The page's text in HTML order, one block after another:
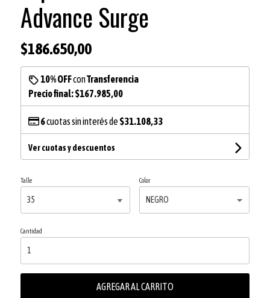
Advance Surge
$186.650,00
10% OFFconTransferencia
Precio final:$167.985,00
6cuotas sin interés de $31.108,33
Ver cuotas y descuentos
Talle Color
Cantidad
AGREGAR AL CARRITO